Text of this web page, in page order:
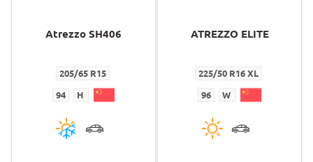
Atrezzo SH406
205/65 R15
94 H
ATREZZO ELITE
225/50 R16 XL
96 W